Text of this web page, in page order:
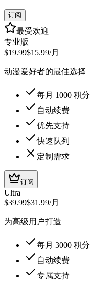
订阅
最受欢迎
专业版
$19.99$15.99/月
动漫爱好者的最佳选择
每月 1000 积分
自动续费
优先支持
快速队列
定制需求
订阅
Ultra
$39.99$31.99/月
为高级用户打造
每月 3000 积分
自动续费
专属支持